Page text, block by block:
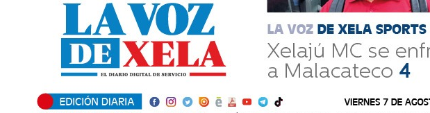
Patzicía Escritura Noveno Aniversario Fichajes
Utz Ulew Mall abrió
15 Diciembre 2017 14:09 Comparte